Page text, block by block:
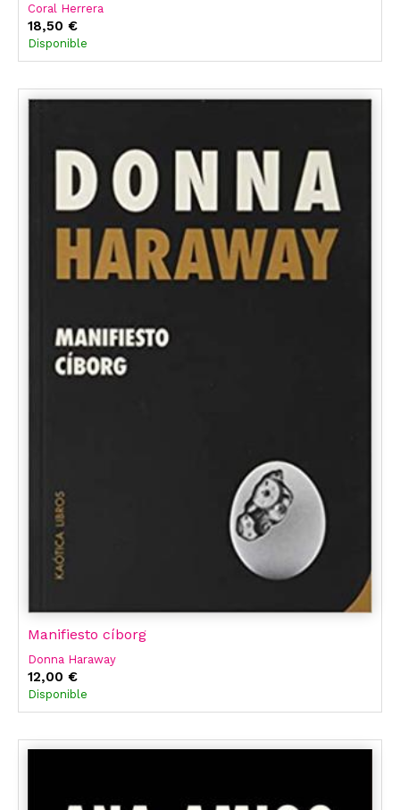
Coral Herrera
18,50 €
Disponible
Manifiesto cíborg
Donna Haraway
12,00 €
Disponible